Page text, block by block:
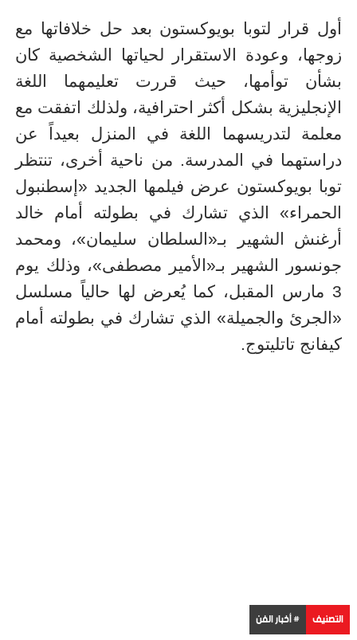
أول قرار لتوبا بويوكستون بعد حل خلافاتها مع
زوجها، وعودة الاستقرار لحياتها الشخصية كان
بشأن توأمها، حيث قررت تعليمهما اللغة
الإنجليزية بشكل أكثر احترافية، ولذلك اتفقت مع
معلمة لتدريسهما اللغة في المنزل بعيداً عن
دراستهما في المدرسة. من ناحية أخرى، تنتظر
توبا بويوكستون عرض فيلمها الجديد «إسطنبول
الحمراء» الذي تشارك في بطولته أمام خالد
أرغنش الشهير بـ«السلطان سليمان»، ومحمد
جونسور الشهير بـ«الأمير مصطفى»، وذلك يوم
3 مارس المقبل، كما يُعرض لها حالياً مسلسل
«الجرئ والجميلة» الذي تشارك في بطولته أمام
كيفانج تاتليتوج.
التصنيف # أخبار الفن